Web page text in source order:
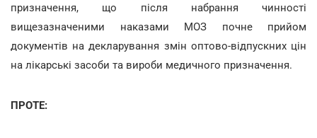
призначення, що після набрання чинності
вищезазначеними наказами МОЗ почне прийом
документів на декларування змін оптово-відпускних цін
на лікарські засоби та вироби медичного призначення.
ПРОТЕ: